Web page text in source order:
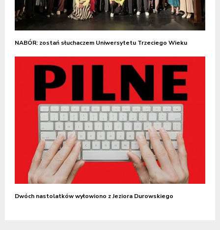
NABÓR: zostań słuchaczem Uniwersytetu Trzeciego Wieku
Dwóch nastolatków wyłowiono z Jeziora Durowskiego